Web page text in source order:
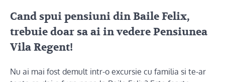
Cand spui pensiuni din Baile Felix,
trebuie doar sa ai in vedere Pensiunea
Vila Regent!
Nu ai mai fost demult intr-o excursie cu familia si te-ar